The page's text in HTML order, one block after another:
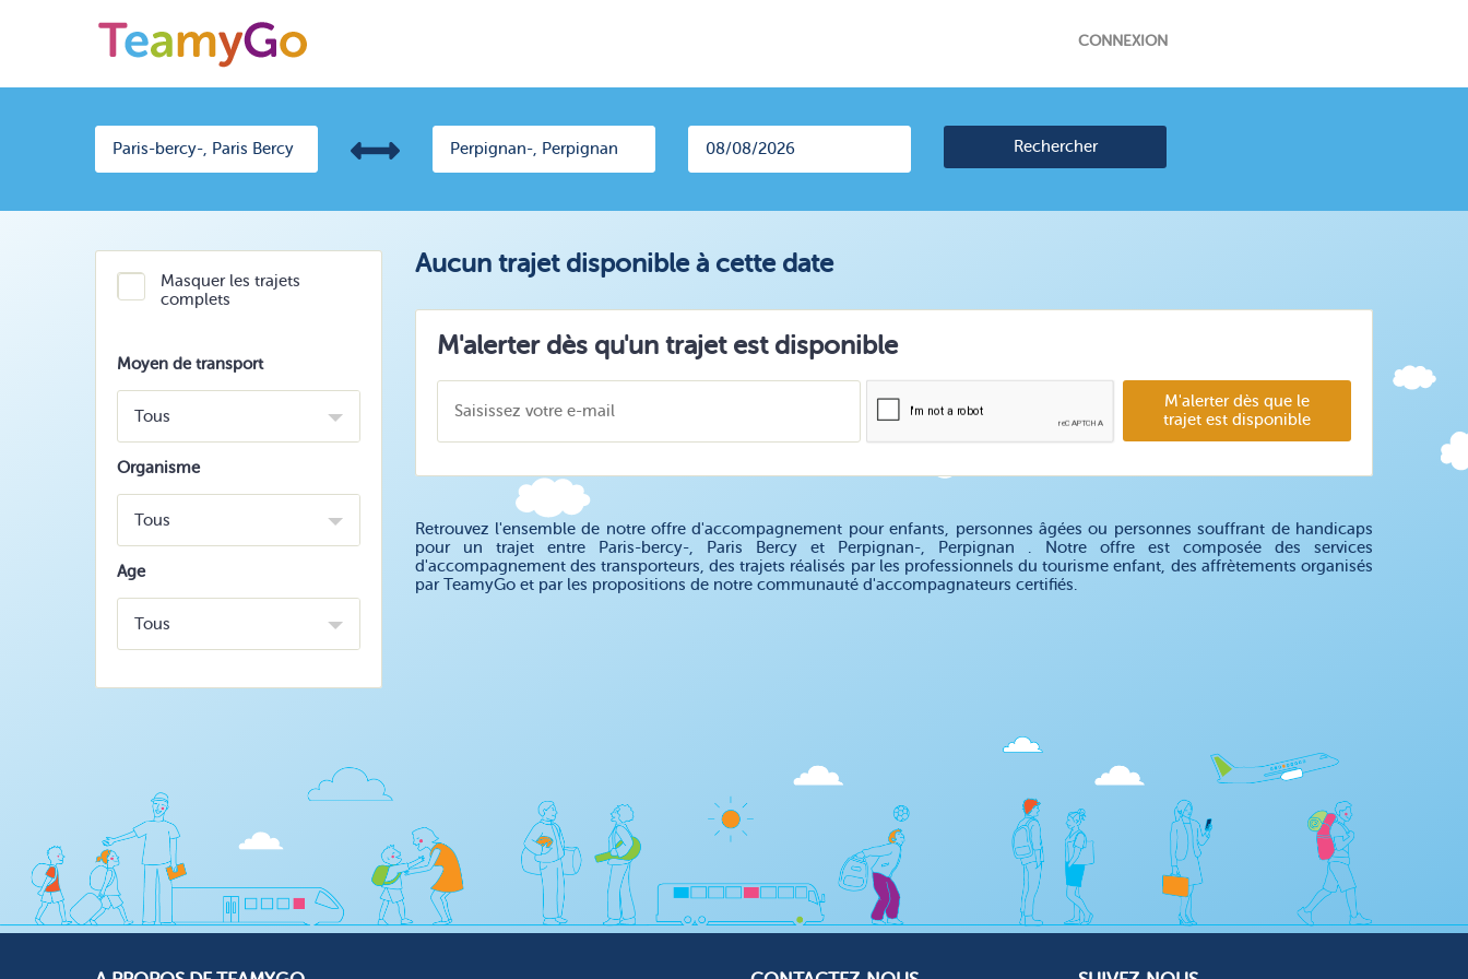
CONNEXION
Rechercher
Masquer les trajets
complets
Moyen de transport
Tous
Organisme
Tous
Age
Tous
Aucun trajet disponible à cette date
M'alerter dès qu'un trajet est disponible
M'alerter dès que le
trajet est disponible
Retrouvez l'ensemble de notre offre d'accompagnement pour enfants, personnes âgées ou personnes souffrant de handicaps
pour un trajet entre Paris-bercy-, Paris Bercy et Perpignan-, Perpignan . Notre offre est composée des services
d'accompagnement des transporteurs, des trajets réalisés par les professionnels du tourisme enfant, des affrètements organisés
par TeamyGo et par les propositions de notre communauté d'accompagnateurs certifiés.